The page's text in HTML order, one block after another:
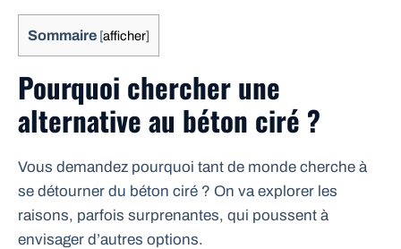
Sommaire [afficher]
Pourquoi chercher une
alternative au béton ciré ?
Vous demandez pourquoi tant de monde cherche à
se détourner du béton ciré ? On va explorer les
raisons, parfois surprenantes, qui poussent à
envisager d’autres options.